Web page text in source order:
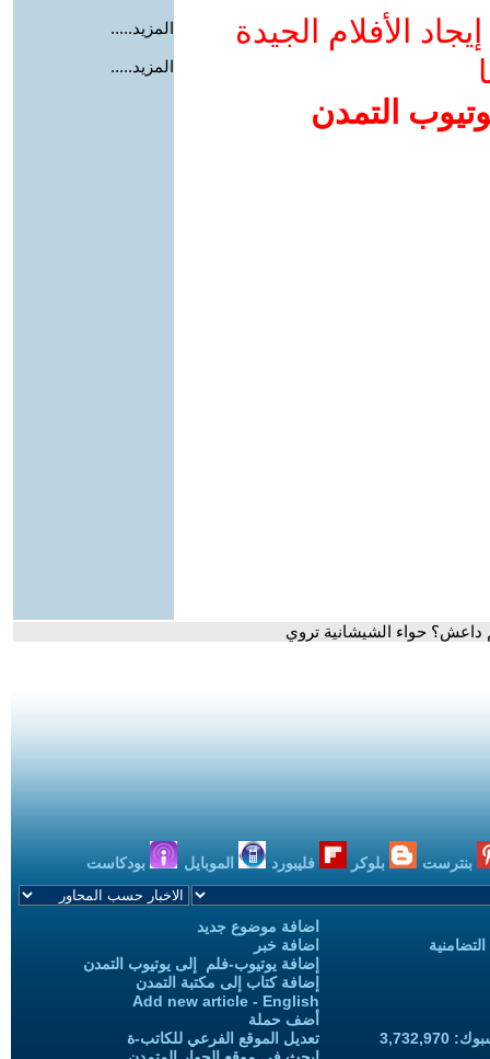
الأفلام الجيدة
التمدن
المزيد.....
المزيد.....
داعش؟ حواء الشيشانية تروي
بنترست بلوكر فليبورد الموبايل بودكاست
اضافة موضوع جديد
اضافة خبر
إضافة يوتيوب-فلم إلى يوتيوب التمدن
إضافة كتاب إلى مكتبة التمدن
Add new article - English
أضف حملة
تعديل الموقع الفرعي للكاتب-ة